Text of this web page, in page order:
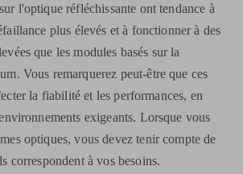
l'optique réfléchissante ont tendance à
plus élevés et à fonctionner à des
que les modules basés sur la
Vous remarquerez peut-être que ces
la fiabilité et les performances, en
exigeants. Lorsque vous
optiques, vous devez tenir compte de
correspondent à vos besoins.